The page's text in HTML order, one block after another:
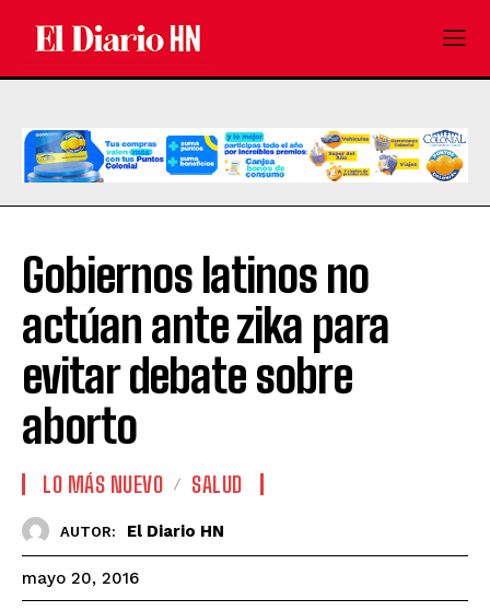
Gobiernos latinos no
actúan ante zika para
evitar debate sobre
aborto
LO MÁS NUEVO SALUD
AUTOR: El Diario HN
mayo 20, 2016